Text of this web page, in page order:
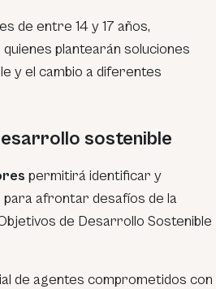
de entre 14 y 17 años,
plantearán soluciones
y el cambio a diferentes
sostenible
permitirá identificar y
afrontar desafíos de la
de Desarrollo Sostenible
de agentes comprometidos con